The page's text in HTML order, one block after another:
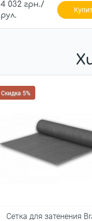
4 032 грн./
рул.
Скидка 5%
Сетка для затенения